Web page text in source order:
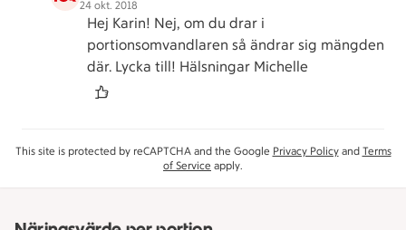
24 okt. 2018
Hej Karin! Nej, om du drar i
portionsomvandlaren så ändrar sig mängden
där. Lycka till! Hälsningar Michelle
This site is protected by reCAPTCHA and the Google Privacy Policyand Terms
of Service apply.